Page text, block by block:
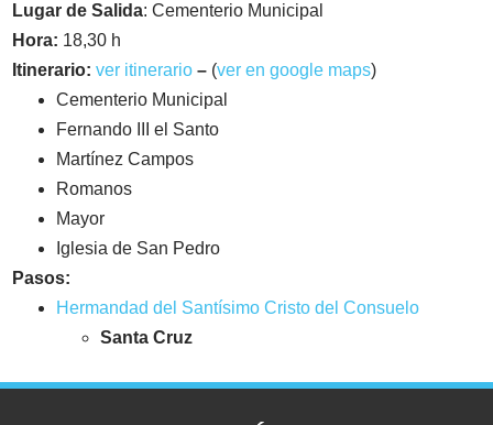
Lugar de Salida: Cementerio Municipal
Hora: 18,30 h
Itinerario:ver itinerario – (ver en google maps)
Cementerio Municipal
Fernando III el Santo
Martínez Campos
Romanos
Mayor
Iglesia de San Pedro
Pasos:
Hermandad del Santísimo Cristo del Consuelo
Santa Cruz